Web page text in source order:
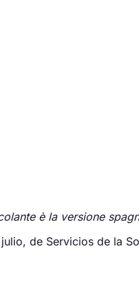
è la versione
de Servicios de la